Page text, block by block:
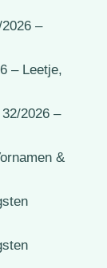
–
– Leetje,
2026 –
&